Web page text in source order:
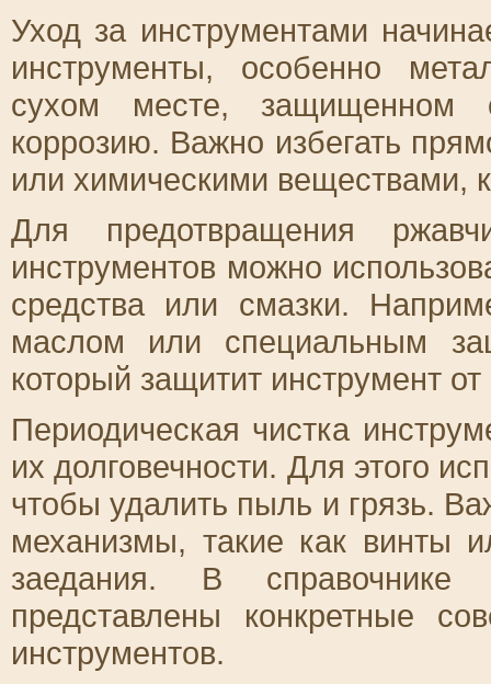
Уход за инструментами
инструменты, особенно
сухом месте, защищенном
коррозию. Важно избегать
или химическими веществами,
Для предотвращения
инструментов можно
средства или смазки.
маслом или специальным
который защитит инструмент
Периодическая чистка
их долговечности. Для этого
чтобы удалить пыль и грязь.
механизмы, такие как винты
заедания. В
представлены конкретные
инструментов.